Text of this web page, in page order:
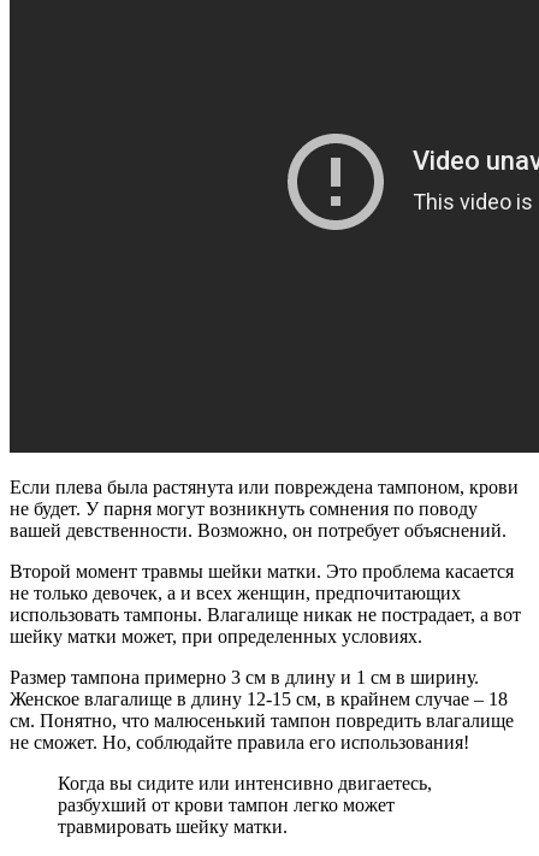
Если плева была растянута или повреждена тампоном, крови
не будет. У парня могут возникнуть сомнения по поводу
вашей девственности. Возможно, он потребует объяснений.
Второй момент травмы шейки матки. Это проблема касается
не только девочек, а и всех женщин, предпочитающих
использовать тампоны. Влагалище никак не пострадает, а вот
шейку матки может, при определенных условиях.
Размер тампона примерно 3 см в длину и 1 см в ширину.
Женское влагалище в длину 12-15 см, в крайнем случае – 18
см. Понятно, что малюсенький тампон повредить влагалище
не сможет. Но, соблюдайте правила его использования!
Когда вы сидите или интенсивно двигаетесь,
разбухший от крови тампон легко может
травмировать шейку матки.